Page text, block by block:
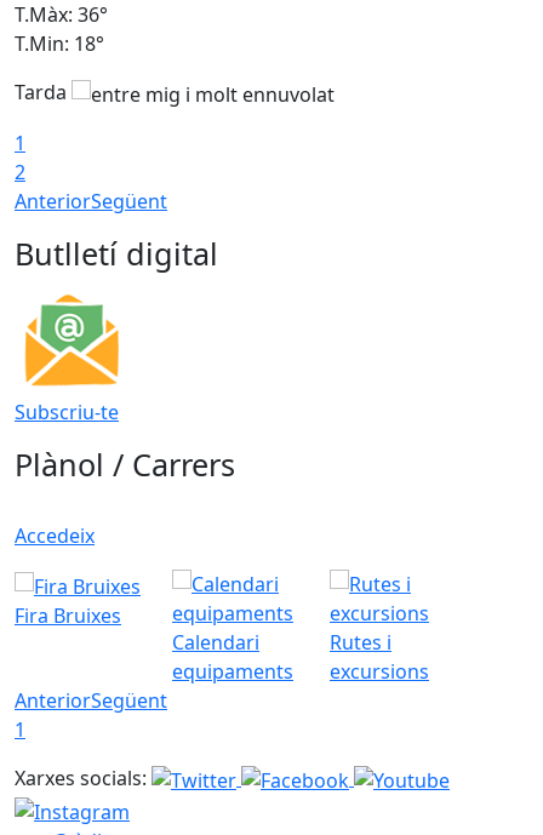
T.Màx: 36°
T.Min: 18°
Tarda
1
2
AnteriorSegüent
Butlletí digital
Subscriu-te
Plànol / Carrers
Accedeix
Fira Bruixes
Calendari
equipaments
Rutes i
excursions
AnteriorSegüent
1
Xarxes socials: